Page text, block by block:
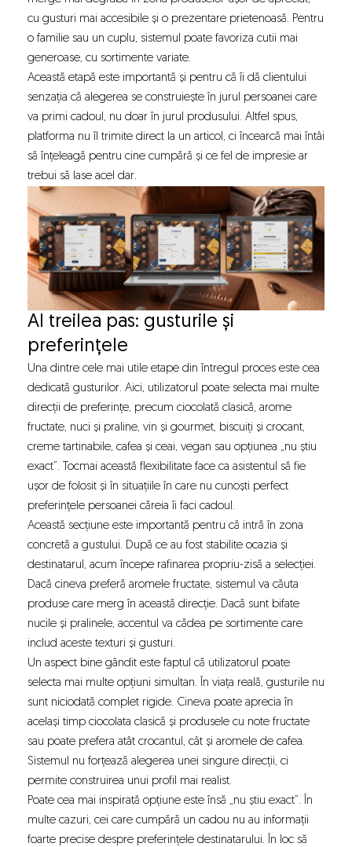
cu gusturi mai accesibile și o prezentare prietenoasă. Pentru
o familie sau un cuplu, sistemul poate favoriza cutii mai
generoase, cu sortimente variate.
Această etapă este importantă și pentru că îi dă clientului
senzația că alegerea se construiește în jurul persoanei care
va primi cadoul, nu doar în jurul produsului. Altfel spus,
platforma nu îl trimite direct la un articol, ci încearcă mai întâi
să înțeleagă pentru cine cumpără și ce fel de impresie ar
trebui să lase acel dar.
Al treilea pas: gusturile și
preferințele
Una dintre cele mai utile etape din întregul proces este cea
dedicată gusturilor. Aici, utilizatorul poate selecta mai multe
direcții de preferințe, precum ciocolată clasică, arome
fructate, nuci și praline, vin și gourmet, biscuiți și crocant,
creme tartinabile, cafea și ceai, vegan sau opțiunea „nu știu
exact”. Tocmai această flexibilitate face ca asistentul să fie
ușor de folosit și în situațiile în care nu cunoști perfect
preferințele persoanei căreia îi faci cadoul.
Această secțiune este importantă pentru că intră în zona
concretă a gustului. După ce au fost stabilite ocazia și
destinatarul, acum începe rafinarea propriu-zisă a selecției.
Dacă cineva preferă aromele fructate, sistemul va căuta
produse care merg în această direcție. Dacă sunt bifate
nucile și pralinele, accentul va cădea pe sortimente care
includ aceste texturi și gusturi.
Un aspect bine gândit este faptul că utilizatorul poate
selecta mai multe opțiuni simultan. În viața reală, gusturile nu
sunt niciodată complet rigide. Cineva poate aprecia în
același timp ciocolata clasică și produsele cu note fructate
sau poate prefera atât crocantul, cât și aromele de cafea.
Sistemul nu forțează alegerea unei singure direcții, ci
permite construirea unui profil mai realist.
Poate cea mai inspirată opțiune este însă „nu știu exact”. În
multe cazuri, cei care cumpără un cadou nu au informații
foarte precise despre preferințele destinatarului. În loc să